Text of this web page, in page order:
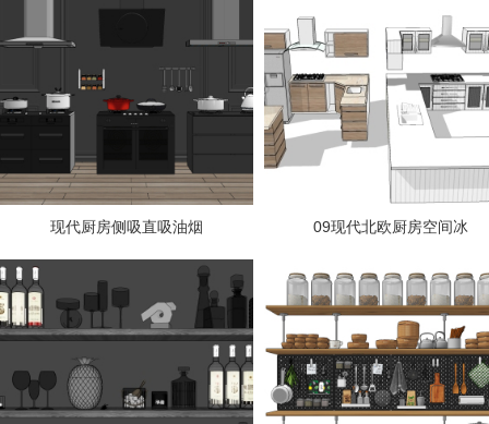
现代厨房侧吸直吸油烟 09现代北欧厨房空间冰